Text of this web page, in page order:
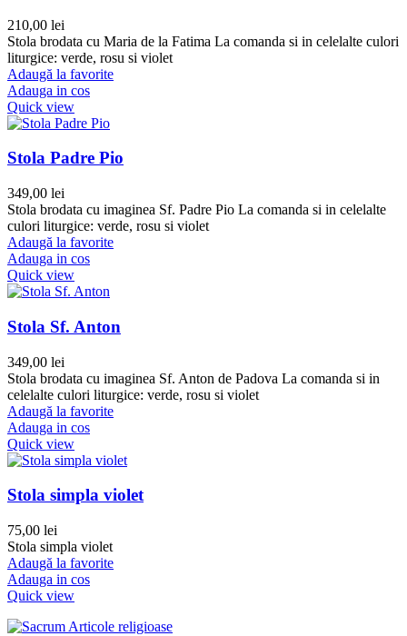
210,00 lei
Stola brodata cu Maria de la Fatima La comanda si in celelalte culori
liturgice: verde, rosu si violet
Adaugă la favorite
Adauga in cos
Quick view
Stola Padre Pio
349,00 lei
Stola brodata cu imaginea Sf. Padre Pio La comanda si in celelalte
culori liturgice: verde, rosu si violet
Adaugă la favorite
Adauga in cos
Quick view
Stola Sf. Anton
349,00 lei
Stola brodata cu imaginea Sf. Anton de Padova La comanda si in
celelalte culori liturgice: verde, rosu si violet
Adaugă la favorite
Adauga in cos
Quick view
Stola simpla violet
75,00 lei
Stola simpla violet
Adaugă la favorite
Adauga in cos
Quick view